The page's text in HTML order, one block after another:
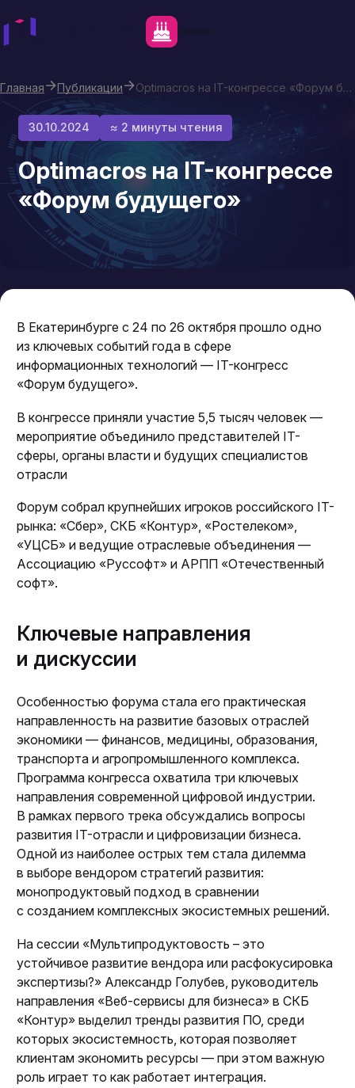
Главная Публикации Optimacros на IT-конгрессе «Форум будущего»
30.10.2024 ≈ 2 минуты чтения
Optimacros на IT-конгрессе
«Форум будущего»
В Екатеринбурге с 24 по 26 октября прошло одно
из ключевых событий года в сфере
информационных технологий — IT-конгресс
«Форум будущего».
В конгрессе приняли участие 5,5 тысяч человек —
мероприятие объединило представителей IT-
сферы, органы власти и будущих специалистов
отрасли
Форум собрал крупнейших игроков российского IT-
рынка: «Сбер», СКБ «Контур», «Ростелеком»,
«УЦСБ» и ведущие отраслевые объединения —
Ассоциацию «Руссофт» и АРПП «Отечественный
софт».
Ключевые направления
и дискуссии
Особенностью форума стала его практическая
направленность на развитие базовых отраслей
экономики — финансов, медицины, образования,
транспорта и агропромышленного комплекса.
Программа конгресса охватила три ключевых
направления современной цифровой индустрии.
В рамках первого трека обсуждались вопросы
развития IT-отрасли и цифровизации бизнеса.
Одной из наиболее острых тем стала дилемма
в выборе вендором стратегий развития:
монопродуктовый подход в сравнении
с созданием комплексных экосистемных решений.
На сессии «Мультипродуктовость – это
устойчивое развитие вендора или расфокусировка
экспертизы?» Александр Голубев, руководитель
направления «Веб-сервисы для бизнеса» в СКБ
«Контур» выделил тренды развития ПО, среди
которых экосистемность, которая позволяет
клиентам экономить ресурсы — при этом важную
роль играет то как работает интеграция.